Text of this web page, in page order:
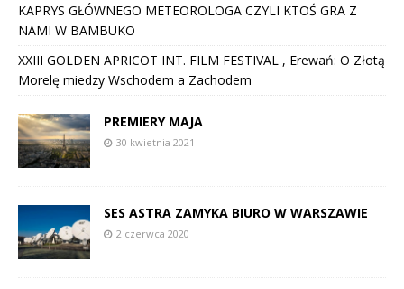
KAPRYS GŁÓWNEGO METEOROLOGA CZYLI KTOŚ GRA Z
NAMI W BAMBUKO
XXIII GOLDEN APRICOT INT. FILM FESTIVAL , Erewań: O Złotą
Morelę miedzy Wschodem a Zachodem
PREMIERY MAJA
30 kwietnia 2021
SES ASTRA ZAMYKA BIURO W WARSZAWIE
2 czerwca 2020